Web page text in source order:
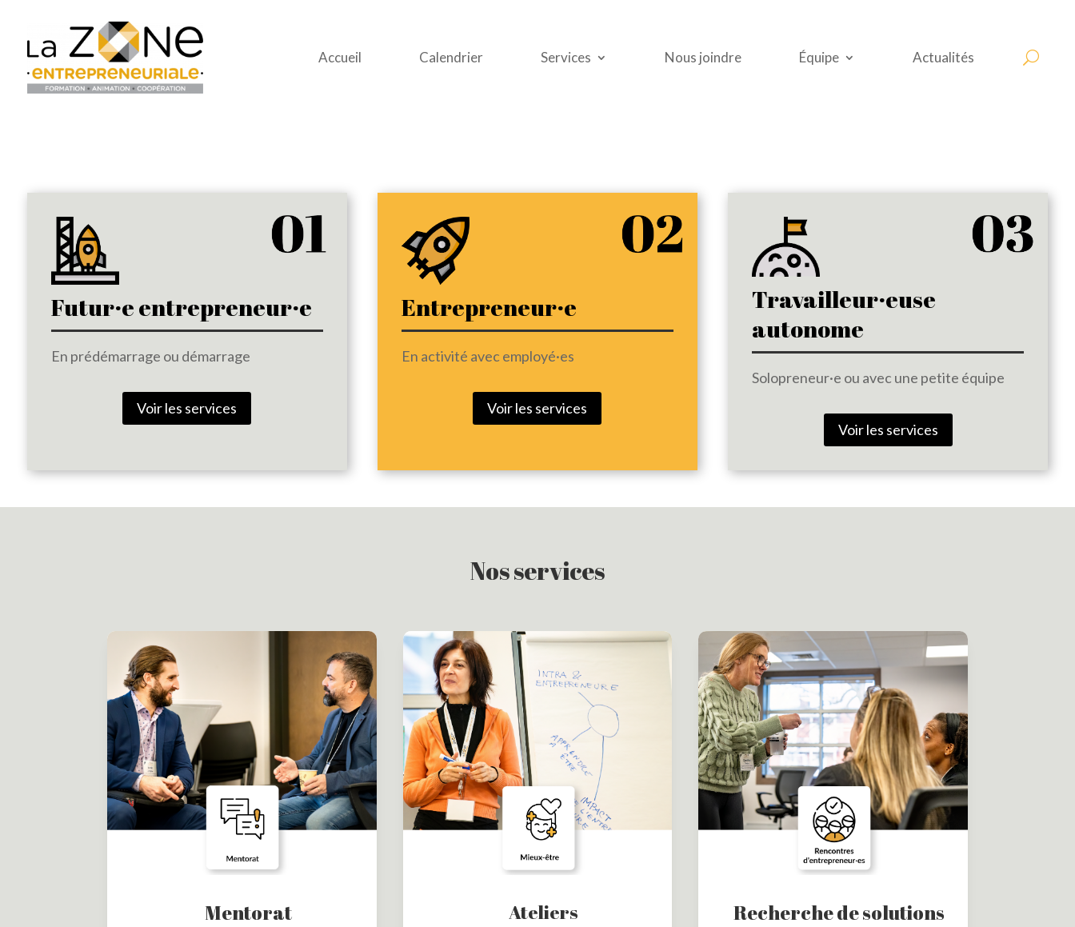
Accueil Calendrier Services Nous joindre Équipe Actualités
Futur·e entrepreneur·e
En prédémarrage ou démarrage
Voir les services
Entrepreneur·e
En activité avec employé·es
Voir les services
Travailleur·euse
autonome
Solopreneur·e ou avec une petite équipe
Voir les services
Nos services
Mentorat
Ateliers
Recherche de solutions